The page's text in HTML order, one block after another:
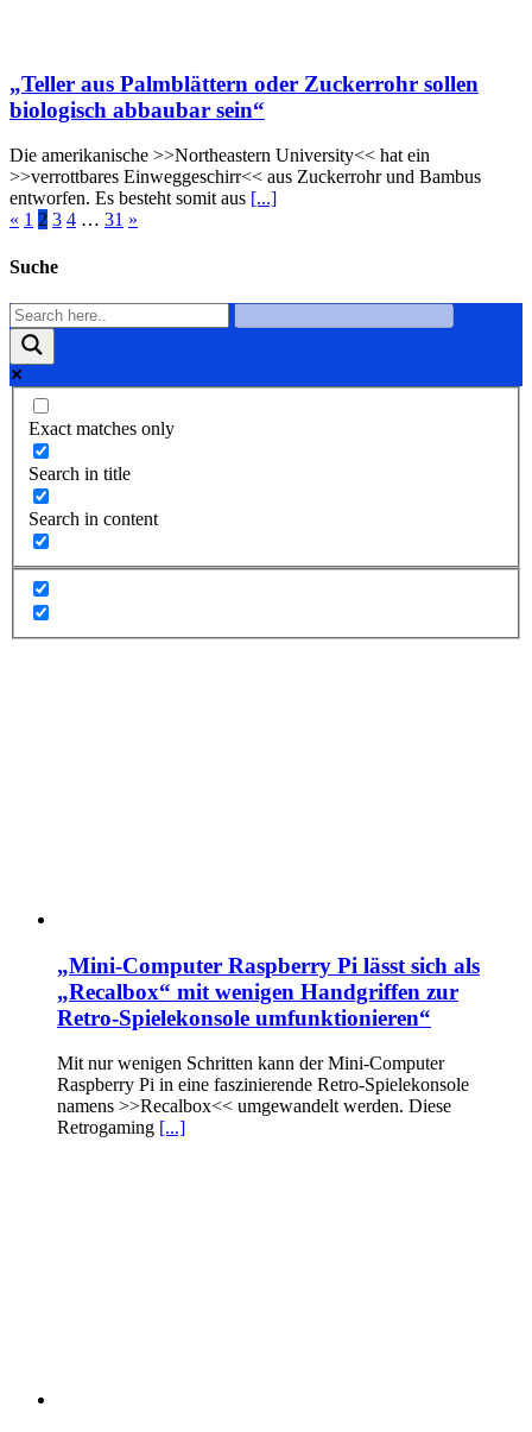
„Teller aus Palmblättern oder Zuckerrohr sollen
biologisch abbaubar sein“
Die amerikanische >>Northeastern University<< hat ein
>>verrottbares Einweggeschirr<< aus Zuckerrohr und Bambus
entworfen. Es besteht somit aus [...]
« 1 2 3 4 … 31 »
Suche
Exact matches only
Search in title
Search in content
„Mini-Computer Raspberry Pi lässt sich als
„Recalbox“ mit wenigen Handgriffen zur
Retro-Spielekonsole umfunktionieren“
Mit nur wenigen Schritten kann der Mini-Computer
Raspberry Pi in eine faszinierende Retro-Spielekonsole
namens >>Recalbox<< umgewandelt werden. Diese
Retrogaming [...]